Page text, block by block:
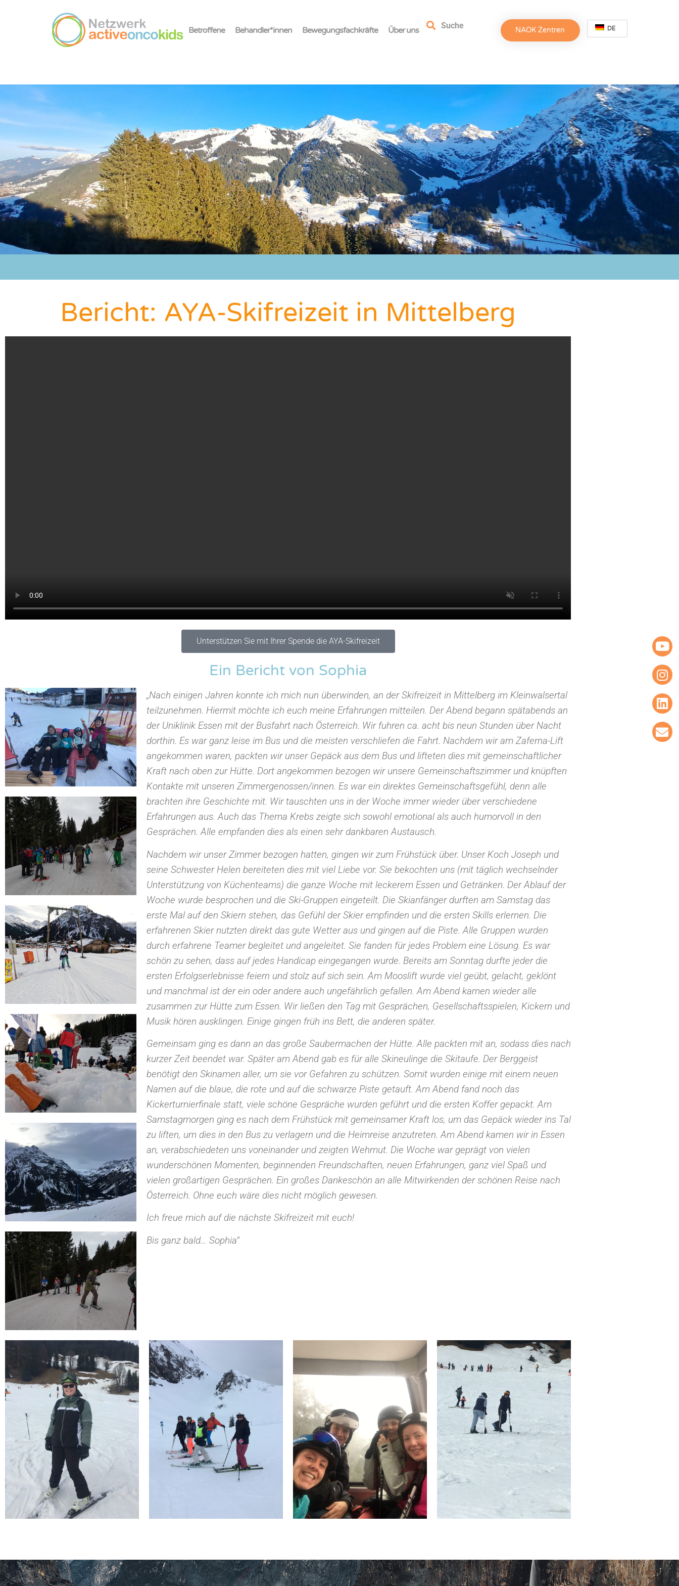
Betroffene Behandler*innen Bewegungsfachkräfte Über uns Suche NAOK Zentren DE
Bericht: AYA-Skifreizeit in Mittelberg
Unterstützen Sie mit Ihrer Spende die AYA-Skifreizeit
Ein Bericht von Sophia
„Nach einigen Jahren konnte ich mich nun überwinden, an der Skifreizeit in Mittelberg im Kleinwalsertal
teilzunehmen. Hiermit möchte ich euch meine Erfahrungen mitteilen. Der Abend begann spätabends an
der Uniklinik Essen mit der Busfahrt nach Österreich. Wir fuhren ca. acht bis neun Stunden über Nacht
dorthin. Es war ganz leise im Bus und die meisten verschliefen die Fahrt. Nachdem wir am Zaferna-Lift
angekommen waren, packten wir unser Gepäck aus dem Bus und lifteten dies mit gemeinschaftlicher
Kraft nach oben zur Hütte. Dort angekommen bezogen wir unsere Gemeinschaftszimmer und knüpften
Kontakte mit unseren Zimmergenossen/innen. Es war ein direktes Gemeinschaftsgefühl, denn alle
brachten ihre Geschichte mit. Wir tauschten uns in der Woche immer wieder über verschiedene
Erfahrungen aus. Auch das Thema Krebs zeigte sich sowohl emotional als auch humorvoll in den
Gesprächen. Alle empfanden dies als einen sehr dankbaren Austausch.
Nachdem wir unser Zimmer bezogen hatten, gingen wir zum Frühstück über. Unser Koch Joseph und
seine Schwester Helen bereiteten dies mit viel Liebe vor. Sie bekochten uns (mit täglich wechselnder
Unterstützung von Küchenteams) die ganze Woche mit leckerem Essen und Getränken. Der Ablauf der
Woche wurde besprochen und die Ski-Gruppen eingeteilt. Die Skianfänger durften am Samstag das
erste Mal auf den Skiern stehen, das Gefühl der Skier empfinden und die ersten Skills erlernen. Die
erfahrenen Skier nutzten direkt das gute Wetter aus und gingen auf die Piste. Alle Gruppen wurden
durch erfahrene Teamer begleitet und angeleitet. Sie fanden für jedes Problem eine Lösung. Es war
schön zu sehen, dass auf jedes Handicap eingegangen wurde. Bereits am Sonntag durfte jeder die
ersten Erfolgserlebnisse feiern und stolz auf sich sein. Am Mooslift wurde viel geübt, gelacht, geklönt
und manchmal ist der ein oder andere auch ungefährlich gefallen. Am Abend kamen wieder alle
zusammen zur Hütte zum Essen. Wir ließen den Tag mit Gesprächen, Gesellschaftsspielen, Kickern und
Musik hören ausklingen. Einige gingen früh ins Bett, die anderen später.
Gemeinsam ging es dann an das große Saubermachen der Hütte. Alle packten mit an, sodass dies nach
kurzer Zeit beendet war. Später am Abend gab es für alle Skineulinge die Skitaufe. Der Berggeist
benötigt den Skinamen aller, um sie vor Gefahren zu schützen. Somit wurden einige mit einem neuen
Namen auf die blaue, die rote und auf die schwarze Piste getauft. Am Abend fand noch das
Kickerturnierfinale statt, viele schöne Gespräche wurden geführt und die ersten Koffer gepackt. Am
Samstagmorgen ging es nach dem Frühstück mit gemeinsamer Kraft los, um das Gepäck wieder ins Tal
zu liften, um dies in den Bus zu verlagern und die Heimreise anzutreten. Am Abend kamen wir in Essen
an, verabschiedeten uns voneinander und zeigten Wehmut. Die Woche war geprägt von vielen
wunderschönen Momenten, beginnenden Freundschaften, neuen Erfahrungen, ganz viel Spaß und
vielen großartigen Gesprächen. Ein großes Dankeschön an alle Mitwirkenden der schönen Reise nach
Österreich. Ohne euch wäre dies nicht möglich gewesen.
Ich freue mich auf die nächste Skifreizeit mit euch!
Bis ganz bald… Sophia“